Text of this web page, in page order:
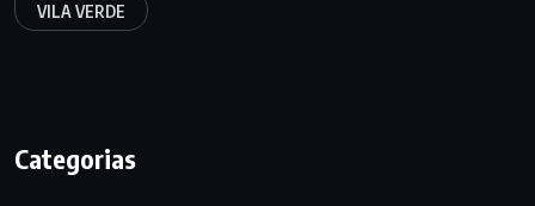
VILA VERDE
Categorias